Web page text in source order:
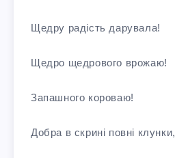
Щедру радість дарувала!
Щедро щедрового врожаю!
Запашного короваю!
Добра в скрині повні клунки,